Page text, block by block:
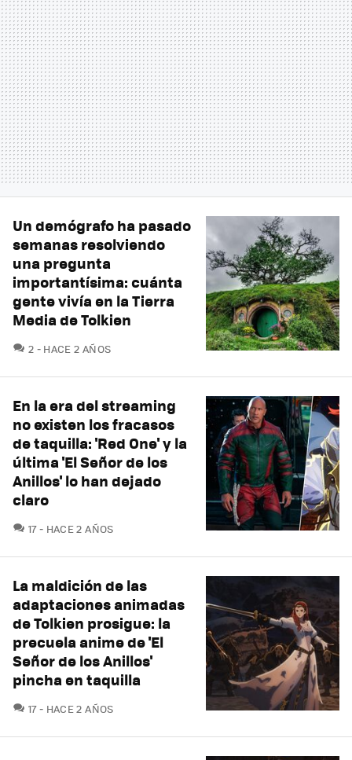
Un demógrafo ha pasado
semanas resolviendo
una pregunta
importantísima: cuánta
gente vivía en la Tierra
Media de Tolkien
2 COMENTARIOS
HACE 2 AÑOS
En la era del streaming
no existen los fracasos
de taquilla: 'Red One' y la
última 'El Señor de los
Anillos' lo han dejado
claro
17COMENTARIOS
HACE 2 AÑOS
La maldición de las
adaptaciones animadas
de Tolkien prosigue: la
precuela anime de 'El
Señor de los Anillos'
pincha en taquilla
17COMENTARIOS
HACE 2 AÑOS